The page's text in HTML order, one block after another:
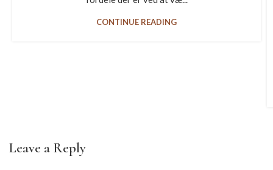
CONTINUE READING
Leave a Reply